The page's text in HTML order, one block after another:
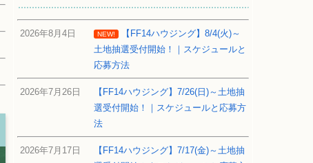
2026年8月4日 NEW!
【FF14ハウジング】8/4(火)～
土地抽選受付開始！｜スケジュールと
応募方法
2026年7月26日
【FF14ハウジング】7/26(日)～土地抽
選受付開始！｜スケジュールと応募方
法
2026年7月17日
【FF14ハウジング】7/17(金)～土地抽